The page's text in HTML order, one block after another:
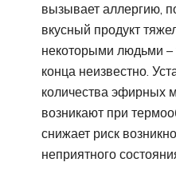
вызывает аллергию,
вкусный продукт
некоторыми людьми
конца неизвестно.
количества эфирных
возникают при
снижает риск
неприятного